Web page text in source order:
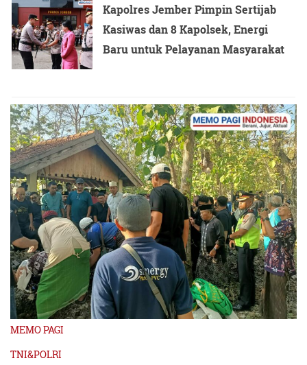
Kapolres Jember Pimpin Sertijab
Kasiwas dan 8 Kapolsek, Energi
Baru untuk Pelayanan Masyarakat
MEMO PAGI
TNI&POLRI